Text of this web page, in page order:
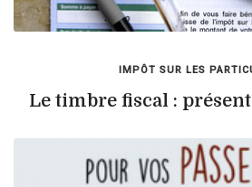
IMPÔT SUR LES
Le timbre fiscal :